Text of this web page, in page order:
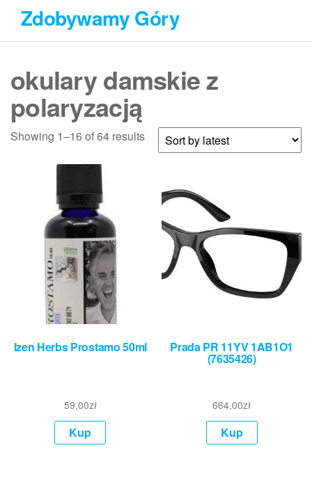
Przejdź
treści
Zdobywamy Góry
okulary damskie z
polaryzacją
Showing 1–16 of 64 results
Izen Herbs Prostamo 50ml
59,00zł
Kup
Prada PR 11YV 1AB1O1
(7635426)
664,00zł
Kup